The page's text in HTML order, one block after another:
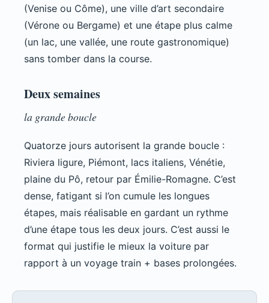
(Venise ou Côme), une ville d’art secondaire
(Vérone ou Bergame) et une étape plus calme
(un lac, une vallée, une route gastronomique)
sans tomber dans la course.
Deux semaines
la grande boucle
Quatorze jours autorisent la grande boucle :
Riviera ligure, Piémont, lacs italiens, Vénétie,
plaine du Pô, retour par Émilie-Romagne. C’est
dense, fatigant si l’on cumule les longues
étapes, mais réalisable en gardant un rythme
d’une étape tous les deux jours. C’est aussi le
format qui justifie le mieux la voiture par
rapport à un voyage train + bases prolongées.